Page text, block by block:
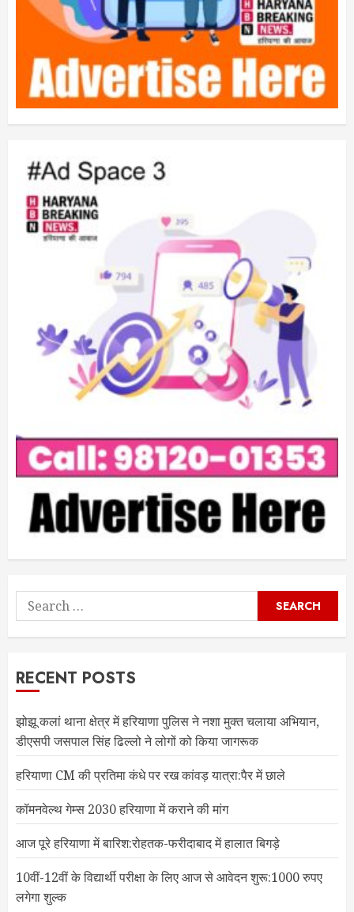
Search
for:
RECENT POSTS
झोझू कलां थाना क्षेत्र में हरियाणा पुलिस ने नशा मुक्त चलाया अभियान,
डीएसपी जसपाल सिंह ढिल्लो ने लोगों को किया जागरूक
हरियाणा CM की प्रतिमा कंधे पर रख कांवड़ यात्रा:पैर में छाले
कॉमनवेल्थ गेम्स 2030 हरियाणा में कराने की मांग
आज पूरे हरियाणा में बारिश:रोहतक-फरीदाबाद में हालात बिगड़े
10वीं-12वीं के विद्यार्थी परीक्षा के लिए आज से आवेदन शुरू:1000 रुपए
लगेगा शुल्क